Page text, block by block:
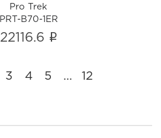
Pro Trek
PRT-B70-1ER
22116.6 i
3 4 5 12